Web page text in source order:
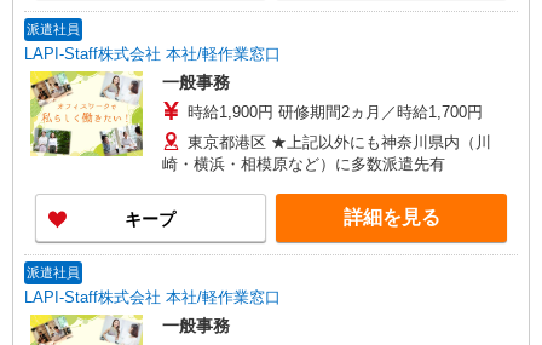
派遣社員
LAPI-Staff株式会社 本社/軽作業窓口
一般事務
時給1,900円 研修期間2ヵ月／時給1,700円
東京都港区 ★上記以外にも神奈川県内（川
崎・横浜・相模原など）に多数派遣先有
キープ 詳細を見る
派遣社員
LAPI-Staff株式会社 本社/軽作業窓口
一般事務